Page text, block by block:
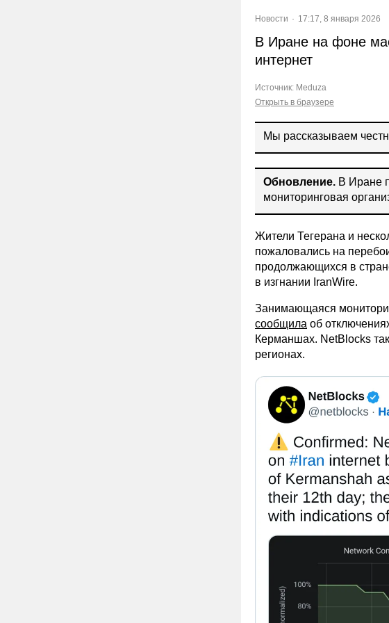
Новости 17:17, 8 января 2026
В Иране на фоне
интернет
Источник: Meduza
Открыть в браузере
Мы рассказываем
Обновление. В Иране
мониторинговая
Жители Тегерана и
пожаловались на
продолжающихся в
в изгнании IranWire.
Занимающаяся
сообщила об
Керманшах. NetBlocks
регионах.